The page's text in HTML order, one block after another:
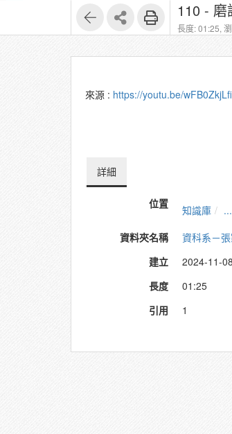
110 -
長度: 01:25,
來源 : https://youtu.be/
詳細
位置 知識庫 ...
資料夾名稱
資科系－
建立
2024-11-
長度
01:25
引用
1